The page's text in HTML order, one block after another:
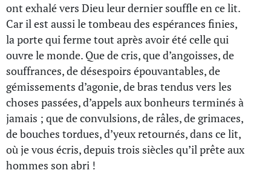
ont exhalé vers Dieu leur dernier souffle en ce lit.
Car il est aussi le tombeau des espérances finies,
la porte qui ferme tout après avoir été celle qui
ouvre le monde. Que de cris, que d’angoisses, de
souffrances, de désespoirs épouvantables, de
gémissements d’agonie, de bras tendus vers les
choses passées, d’appels aux bonheurs terminés à
jamais ; que de convulsions, de râles, de grimaces,
de bouches tordues, d’yeux retournés, dans ce lit,
où je vous écris, depuis trois siècles qu’il prête aux
hommes son abri !